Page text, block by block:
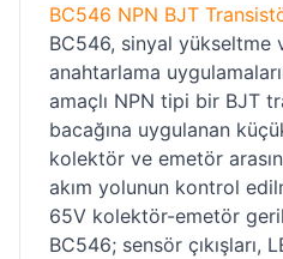
BC546 NPN BJT
BC546, sinyal yükseltme
anahtarlama
amaçlı NPN tipi bir BJT
bacağına uygulanan
kolektör ve emetör
akım yolunun kontrol
65V kolektör-emetör
BC546; sensör çıkışları,